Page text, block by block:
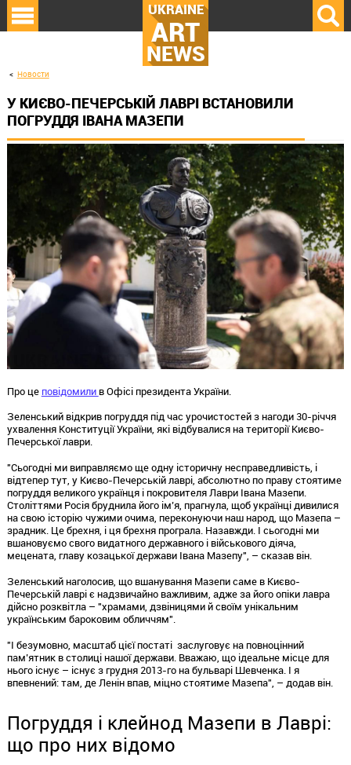
UKRAINE
ART
NEWS
Новости
У КИЄВО-ПЕЧЕРСЬКІЙ ЛАВРІ ВСТАНОВИЛИ
ПОГРУДДЯ ІВАНА МАЗЕПИ
Про це повідомили в Офісі президента України.
Зеленський відкрив погруддя під час урочистостей з нагоди 30-річчя
ухвалення Конституції України, які відбувалися на території Києво-
Печерської лаври.
"Сьогодні ми виправляємо ще одну історичну несправедливість, і
відтепер тут, у Києво-Печерській лаврі, абсолютно по праву стоятиме
погруддя великого українця і покровителя Лаври Івана Мазепи.
Століттями Росія бруднила його ім’я, прагнула, щоб українці дивилися
на свою історію чужими очима, переконуючи наш народ, що Мазепа –
зрадник. Це брехня, і ця брехня програла. Назавжди. І сьогодні ми
вшановуємо свого видатного державного і військового діяча,
мецената, главу козацької держави Івана Мазепу", – сказав він.
Зеленський наголосив, що вшанування Мазепи саме в Києво-
Печерській лаврі є надзвичайно важливим, адже за його опіки лавра
дійсно розквітла – "храмами, дзвіницями й своїм унікальним
українським бароковим обличчям".
"І безумовно, масштаб цієї постаті заслуговує на повноцінний
пам’ятник в столиці нашої держави. Вважаю, що ідеальне місце для
нього існує – існує з грудня 2013-го на бульварі Шевченка. І я
впевнений: там, де Ленін впав, міцно стоятиме Мазепа", – додав він.
Погруддя і клейнод Мазепи в Лаврі:
що про них відомо